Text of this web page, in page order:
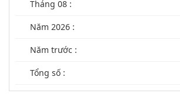
Tháng 08 :
Năm 2026 :
Năm trước :
Tổng số :